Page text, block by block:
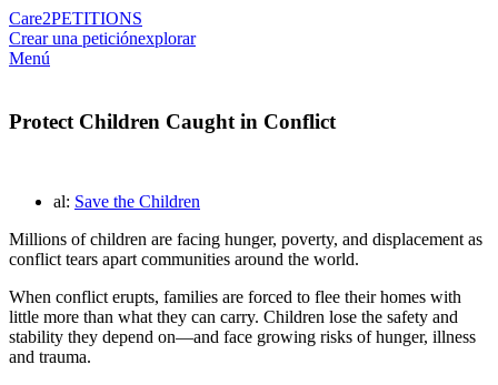
Care2PETITIONS
Crear una peticiónexplorar
Menú
Protect Children Caught in Conflict
al: Save the Children
Millions of children are facing hunger, poverty, and displacement as
conflict tears apart communities around the world.
When conflict erupts, families are forced to flee their homes with
little more than what they can carry. Children lose the safety and
stability they depend on—and face growing risks of hunger, illness
and trauma.